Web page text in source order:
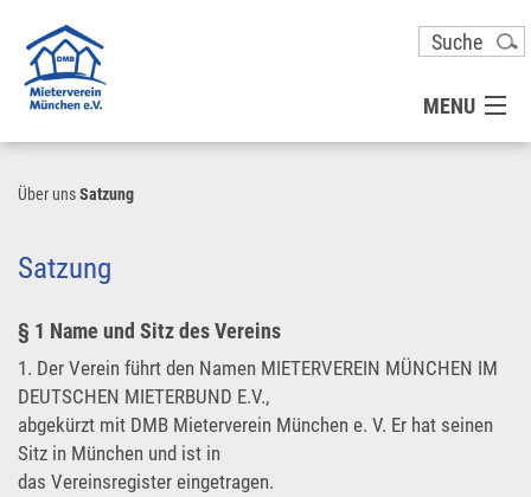
MENU
MITGLIED WERDEN
UNSER VEREIN
PRESSE
KONTAKT
UNSER SERVICE FÜR SIE
Über unsSatzung
Satzung
§ 1 Name und Sitz des Vereins
1. Der Verein führt den Namen MIETERVEREIN MÜNCHEN IM
DEUTSCHEN MIETERBUND E.V.,
abgekürzt mit DMB Mieterverein München e. V. Er hat seinen
Sitz in München und ist in
das Vereinsregister eingetragen.